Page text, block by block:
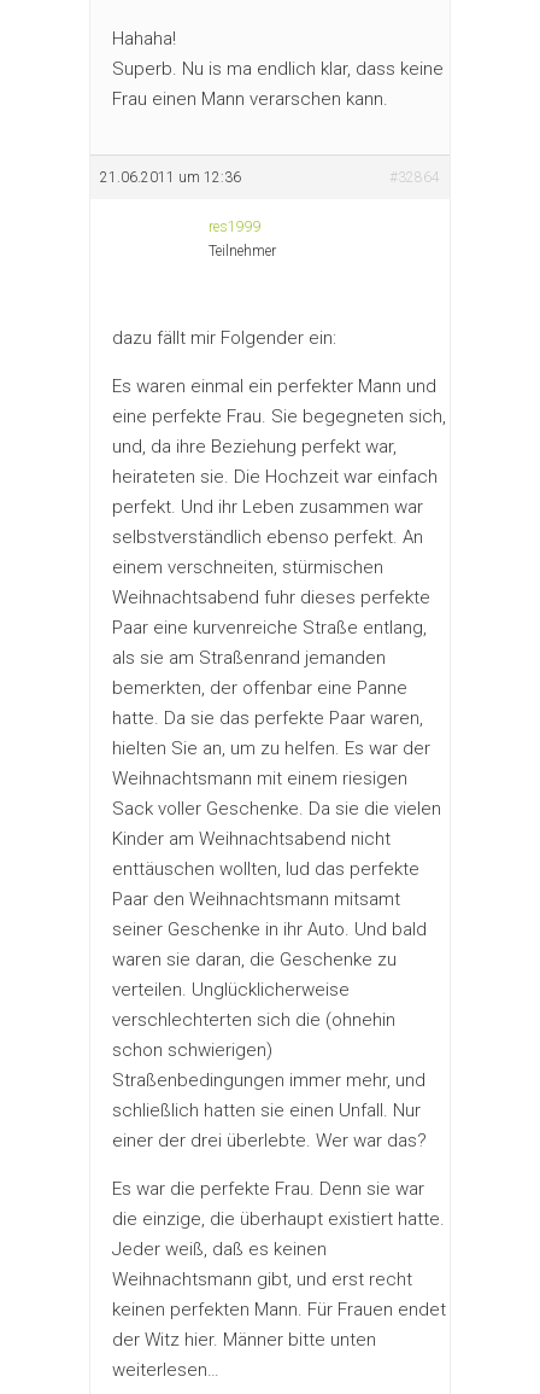
Hahaha!
Superb. Nu is ma endlich klar, dass keine
Frau einen Mann verarschen kann.
21.06.2011 um 12:36 #32864
res1999
Teilnehmer
dazu fällt mir Folgender ein:
Es waren einmal ein perfekter Mann und
eine perfekte Frau. Sie begegneten sich,
und, da ihre Beziehung perfekt war,
heirateten sie. Die Hochzeit war einfach
perfekt. Und ihr Leben zusammen war
selbstverständlich ebenso perfekt. An
einem verschneiten, stürmischen
Weihnachtsabend fuhr dieses perfekte
Paar eine kurvenreiche Straße entlang,
als sie am Straßenrand jemanden
bemerkten, der offenbar eine Panne
hatte. Da sie das perfekte Paar waren,
hielten Sie an, um zu helfen. Es war der
Weihnachtsmann mit einem riesigen
Sack voller Geschenke. Da sie die vielen
Kinder am Weihnachtsabend nicht
enttäuschen wollten, lud das perfekte
Paar den Weihnachtsmann mitsamt
seiner Geschenke in ihr Auto. Und bald
waren sie daran, die Geschenke zu
verteilen. Unglücklicherweise
verschlechterten sich die (ohnehin
schon schwierigen)
Straßenbedingungen immer mehr, und
schließlich hatten sie einen Unfall. Nur
einer der drei überlebte. Wer war das?
Es war die perfekte Frau. Denn sie war
die einzige, die überhaupt existiert hatte.
Jeder weiß, daß es keinen
Weihnachtsmann gibt, und erst recht
keinen perfekten Mann. Für Frauen endet
der Witz hier. Männer bitte unten
weiterlesen…